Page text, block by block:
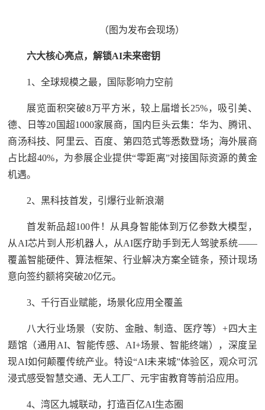
（图为发布会现场）
六大核心亮点，解锁AI未来密钥
1、全球规模之最，国际影响力空前
展览面积突破8万平方米，较上届增长25%，吸引美、
德、日等20国超1000家展商，国内巨头云集：华为、腾讯、
商汤科技、阿里云、百度、第四范式等悉数登场；海外展商
占比超40%，为参展企业提供“零距离”对接国际资源的黄金
机遇。
2、黑科技首发，引爆行业新浪潮
首发新品超100件！从具身智能体到万亿参数大模型，
从AI芯片到人形机器人，从AI医疗助手到无人驾驶系统——
覆盖智能硬件、算法框架、行业解决方案全链条，预计现场
意向签约额将突破20亿元。
3、千行百业赋能，场景化应用全覆盖
八大行业场景（安防、金融、制造、医疗等）+四大主
题馆（通用AI、智能传感、AI+场景、智能终端），深度呈
现AI如何颠覆传统产业。特设“AI未来城”体验区，观众可沉
浸式感受智慧交通、无人工厂、元宇宙教育等前沿应用。
4、湾区九城联动，打造百亿AI生态圈